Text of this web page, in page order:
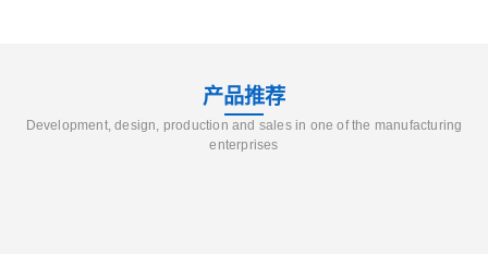
产品推荐
Development, design, production and sales in one of the manufacturing
enterprises